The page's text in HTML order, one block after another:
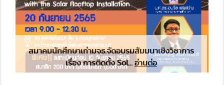
สมาคมนักศึกษาเก่ามจธ.จัดอบรมสัมมนาเชิงวิชาการ
เรื่อง การติดตั้ง Sol... อ่านต่อ